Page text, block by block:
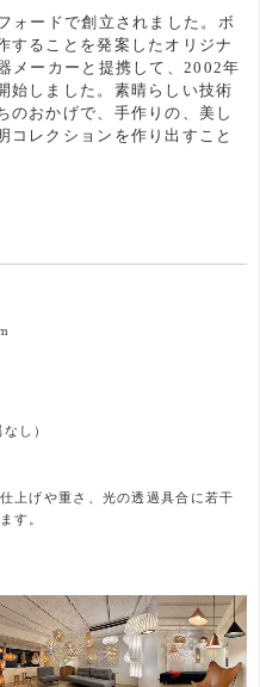
ォードで創立されました。ボ
することを発案したオリジナ
メーカーと提携して、2002年
始しました。素晴らしい技術
のおかげで、手作りの、美し
コレクションを作り出すこと
し）
上げや重さ、光の透過具合に若干
す。